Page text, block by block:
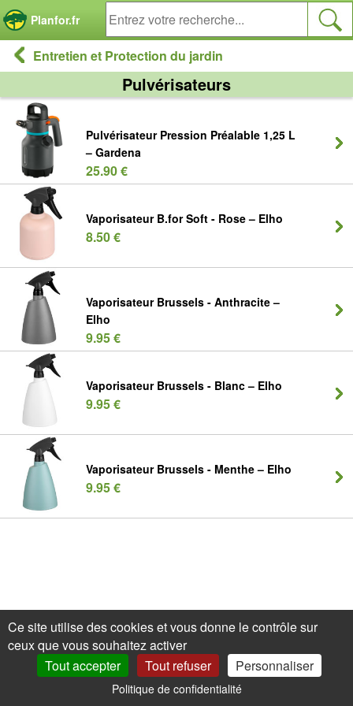
Planfor.fr
Entretien et Protection du jardin
Pulvérisateurs
Pulvérisateur Pression Préalable 1,25 L
– Gardena
25.90 €
Vaporisateur B.for Soft - Rose – Elho
8.50 €
Vaporisateur Brussels - Anthracite –
Elho
9.95 €
Vaporisateur Brussels - Blanc – Elho
9.95 €
Vaporisateur Brussels - Menthe – Elho
9.95 €
Promos
Panneau de gestion des cookies
Ce site utilise des cookies et vous donne le contrôle sur
ceux que vous souhaitez activer
Tout accepter
Tout refuser Personnaliser
Politique de confidentialité